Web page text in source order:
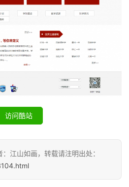
访问酷站
江山如画，转载请注明出处：